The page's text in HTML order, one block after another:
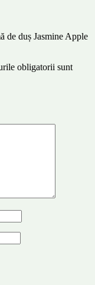
de duș Jasmine Apple
obligatorii sunt